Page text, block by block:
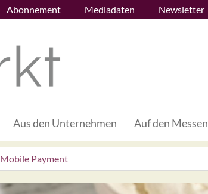
Abonnement Mediadaten Newsletter
Aus den Unternehmen Auf den Messen
Mobile Payment